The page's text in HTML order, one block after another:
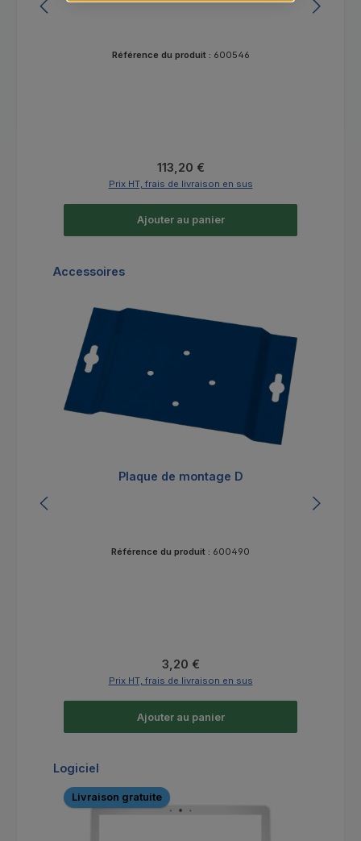
Référence du produit : 600546
Prix régulier :
113,20 €
Prix HT, frais de livraison en sus
Ajouter au panier
Ignorer la galerie de produits
Accessoires
Plaque de montage D
Référence du produit : 600490
Prix régulier :
3,20 €
Prix HT, frais de livraison en sus
Ajouter au panier
Ignorer la galerie de produits
Logiciel
Livraison gratuite